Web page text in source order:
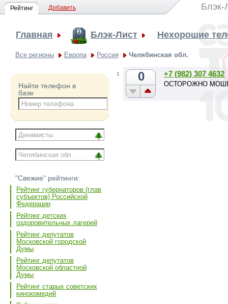
Рейтинг Добавить Блэк-
Главная Блэк-Лист Нехорошие
Все регионы Европа Россия Челябинская обл.
Найти телефон в
базе
"Свежие" рейтинги:
Рейтинг губернаторов (глав
субъектов) Российской
Федерации
Рейтинг детских
оздоровительных лагерей
Рейтинг депутатов
Московской городской
Думы
Рейтинг депутатов
Московской областной
Думы
Рейтинг старых советских
кинокомедий
1 0 +7 (982) 307 4632
ОСТОРОЖНО